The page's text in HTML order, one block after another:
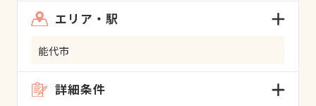
エリア・駅
能代市
詳細条件